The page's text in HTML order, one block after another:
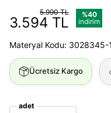
5.990 TL
3.594 TL
%40
indirim
Materyal Kodu: 3028345-
Ücretsiz Kargo
adet
Şifre